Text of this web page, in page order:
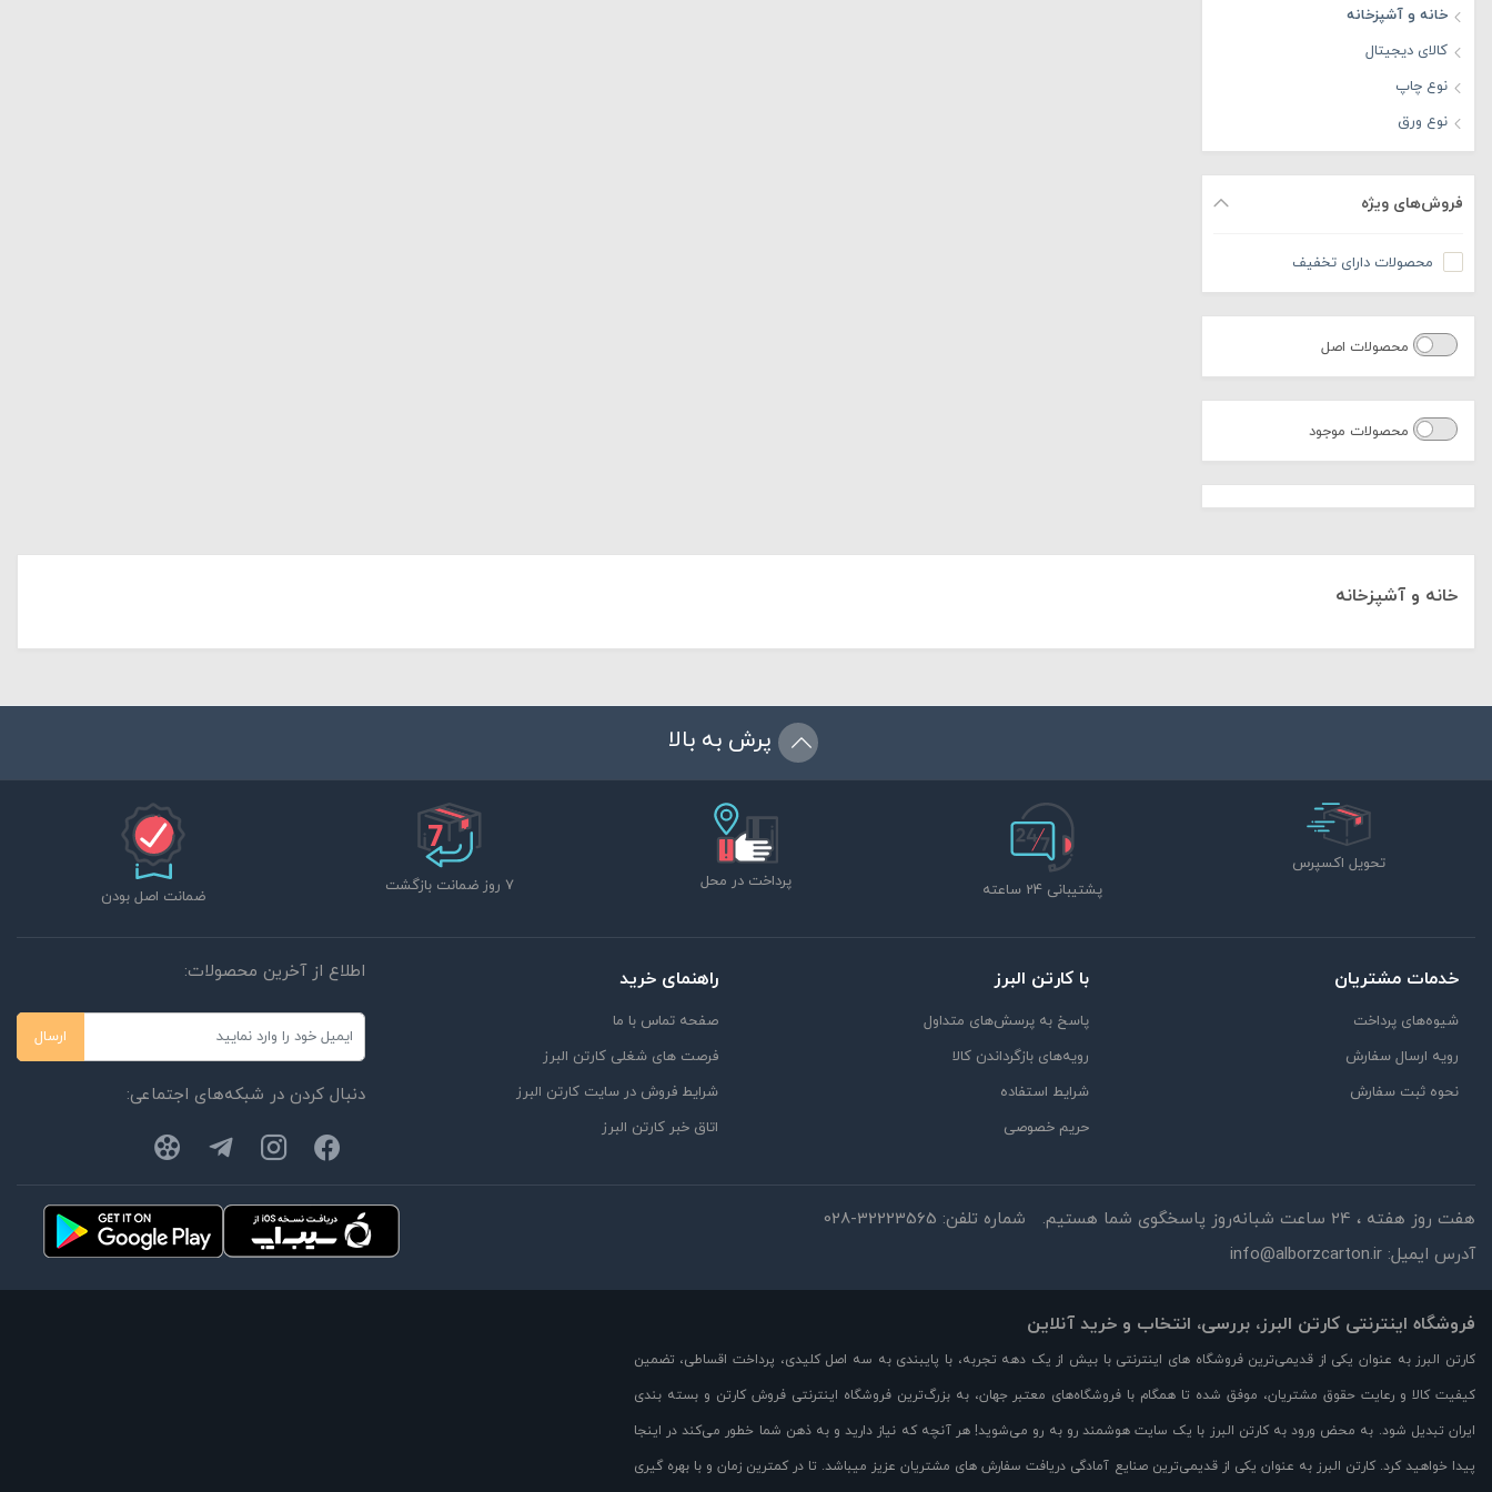
خانه و آشپزخانه
کالای دیجیتال
نوع چاپ
نوع ورق
فروش‌های ویژه
محصولات دارای تخفیف
محصولات اصل
محصولات موجود
خانه و آشپزخانه
پرش به بالا
تحویل اکسپرس
پشتیبانی 24 ساعته
پرداخت در محل 7 روز ضمانت بازگشت
ضمانت اصل بودن
خدمات مشتریان
شیوه‌های پرداخت
رویه ارسال سفارش
نحوه ثبت سفارش
با کارتن البرز
پاسخ به پرسش‌های متداول
رویه‌های بازگرداندن کالا
شرایط استفاده
حریم خصوصی
راهنمای خرید
صفحه تماس با ما
فرصت های شغلی کارتن البرز
شرایط فروش در سایت کارتن البرز
اتاق خبر کارتن البرز
اطلاع از آخرین محصولات:
ارسال
دنبال کردن در شبکه‌های اجتماعی:
هفت روز هفته ، 24 ساعت شبانه‌روز پاسخگوی شما هستیم. شماره تلفن: 028-32223565
آدرس ایمیل: info@alborzcarton.ir
فروشگاه اینترنتی کارتن البرز، بررسی، انتخاب و خرید آنلاین
کارتن البرز به عنوان یکی از قدیمی‌ترین فروشگاه های اینترنتی با بیش از یک دهه تجربه، با پایبندی به سه اصل کلیدی، پرداخت اقساطی، تضمین
کیفیت کالا و رعایت حقوق مشتریان، موفق شده تا همگام با فروشگاه‌های معتبر جهان، به بزرگ‌ترین فروشگاه اینترنتی فروش کارتن و بسته بندی
ایران تبدیل شود. به محض ورود به کارتن البرز با یک سایت هوشمند رو به رو می‌شوید! هر آنچه که نیاز دارید و به ذهن شما خطور می‌کند در اینجا
پیدا خواهید کرد. کارتن البرز به عنوان یکی از قدیمی‌ترین صنایع آمادگی دریافت سفارش های مشتریان عزیز میباشد. تا در کمترین زمان و با بهره گیری